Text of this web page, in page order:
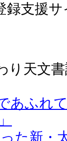
録支援
り天文
であふ
た新・